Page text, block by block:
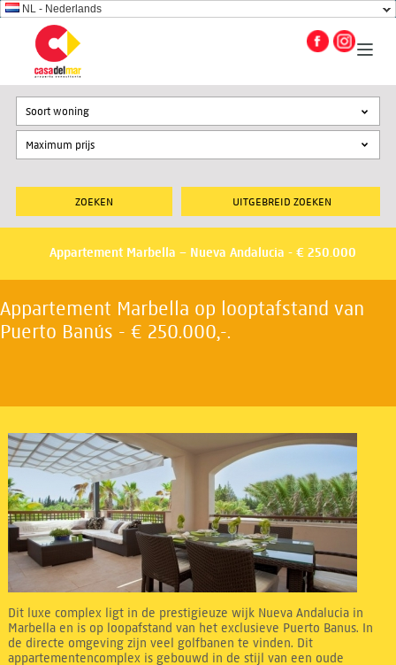
NL - Nederlands
UITGEBREID ZOEKEN
Soort woning
Appartement Marbella – Nueva Andalucia - € 250.000
Appartement Marbella op looptafstand van
Puerto Banús - € 250.000,-.
Dit luxe complex ligt in de prestigieuze wijk Nueva Andalucia in
Marbella en is op loopafstand van het exclusieve Puerto Banus. In
de directe omgeving zijn veel golfbanen te vinden. Dit
appartementencomplex is gebouwd in de stijl van een oude